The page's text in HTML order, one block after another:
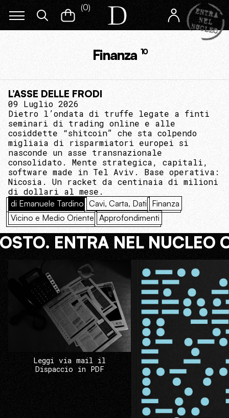
(0)
Finanza 10
L’ASSE DELLE FRODI
09 Luglio 2026
Dietro l’ondata di truffe legate a finti
seminari di trading online e alle
cosiddette “shitcoin” che sta colpendo
migliaia di risparmiatori europei si
nasconde un asse transnazionale
consolidato. Mente strategica, capitali,
software made in Tel Aviv. Base operativa:
Nicosia. Un racket da centinaia di milioni
di dollari al mese.
di Emanuele Tardino Cavi, Carta, Dati Finanza
Vicino e Medio Oriente Approfondimenti
ENTRA NEL NUCLEO
Leggi via mail il
Dispaccio in PDF